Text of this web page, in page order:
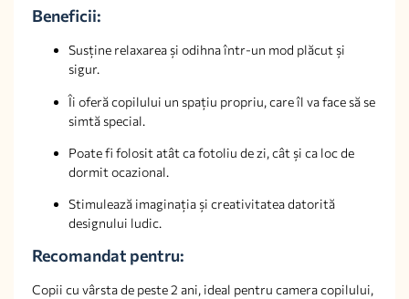
Beneficii:
Susține relaxarea și odihna într-un mod plăcut și
sigur.
Îi oferă copilului un spațiu propriu, care îl va face să se
simtă special.
Poate fi folosit atât ca fotoliu de zi, cât și ca loc de
dormit ocazional.
Stimulează imaginația și creativitatea datorită
designului ludic.
Recomandat pentru:
Copii cu vârsta de peste 2 ani, ideal pentru camera copilului,